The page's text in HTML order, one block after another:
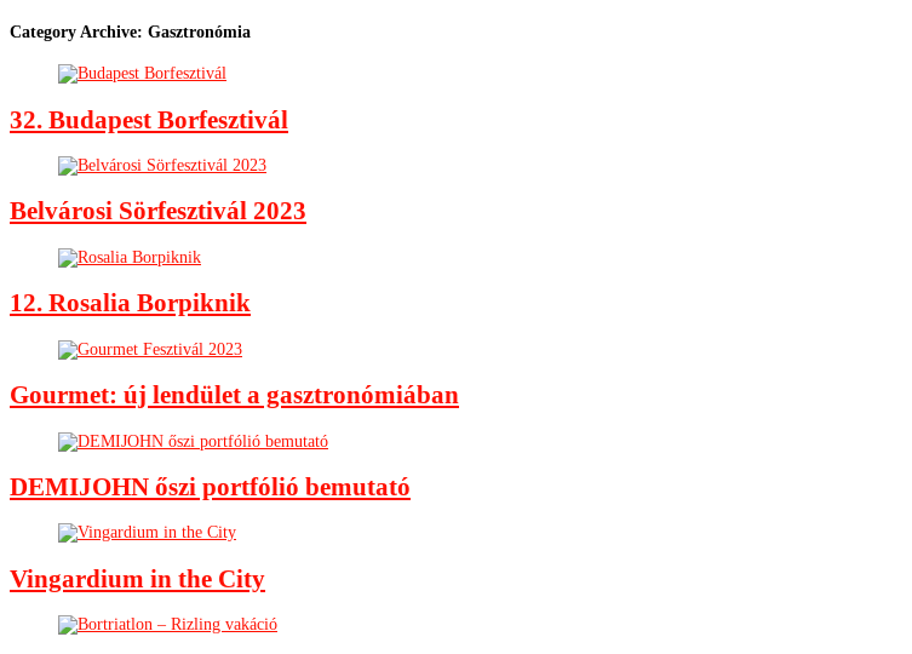
Category Archive: Gasztronómia
32. Budapest Borfesztivál
Belvárosi Sörfesztivál 2023
12. Rosalia Borpiknik
Gourmet: új lendület a gasztronómiában
DEMIJOHN őszi portfólió bemutató
Vingardium in the City